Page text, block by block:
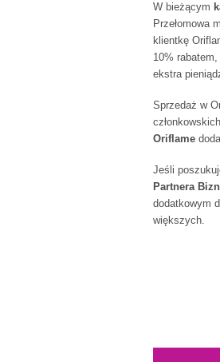
W bieżącym
Przełomowa
klientkę
10%
ekstra
Sprzedaż w
Oriflame
Jeśli
Partnera
dodatkowym
większych.